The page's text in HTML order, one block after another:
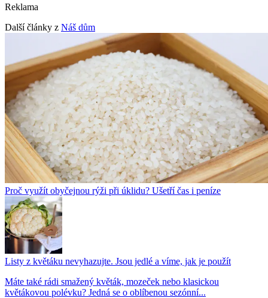
Reklama
Další články z Náš dům
Proč využít obyčejnou rýži při úklidu? Ušetří čas i peníze
Listy z květáku nevyhazujte. Jsou jedlé a víme, jak je použít
Máte také rádi smažený květák, mozeček nebo klasickou
květákovou polévku? Jedná se o oblíbenou sezónní...